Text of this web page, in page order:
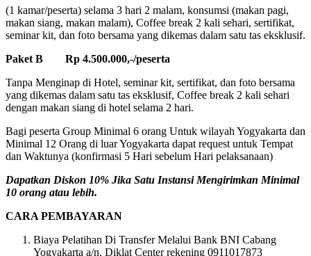
(1 kamar/peserta) selama 3 hari 2 malam, konsumsi (makan pagi,
makan siang, makan malam), Coffee break 2 kali sehari, sertifikat,
seminar kit, dan foto bersama yang dikemas dalam satu tas eksklusif.
Paket B Rp 4.500.000,-/peserta
Tanpa Menginap di Hotel, seminar kit, sertifikat, dan foto bersama
yang dikemas dalam satu tas eksklusif, Coffee break 2 kali sehari
dengan makan siang di hotel selama 2 hari.
Bagi peserta Group Minimal 6 orang Untuk wilayah Yogyakarta dan
Minimal 12 Orang di luar Yogyakarta dapat request untuk Tempat
dan Waktunya (konfirmasi 5 Hari sebelum Hari pelaksanaan)
Dapatkan Diskon 10% Jika Satu Instansi Mengirimkan Minimal
10 orang atau lebih.
CARA PEMBAYARAN
Biaya Pelatihan Di Transfer Melalui Bank BNI Cabang
Yogyakarta a/n. Diklat Center rekening 0911017873